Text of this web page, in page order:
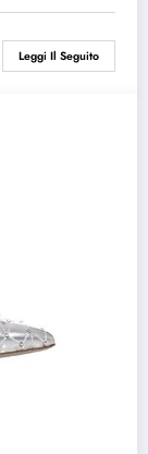
Leggi Il Seguito